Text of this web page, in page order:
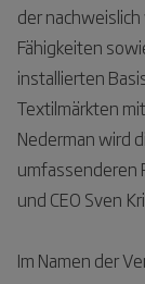
der
Fähigkeiten
installierten
Textilmärkten
Nederman wird
umfassenderen
und CEO Sven
Im Namen der